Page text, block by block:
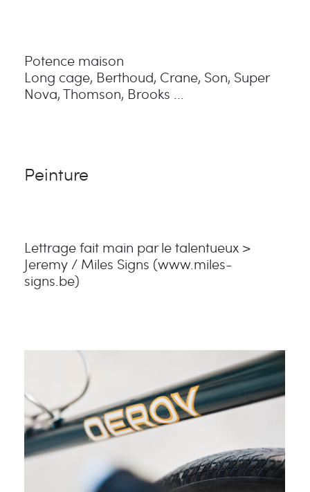
Potence maison
Long cage, Berthoud, Crane, Son, Super
Nova, Thomson, Brooks ...
Peinture
Lettrage fait main par le talentueux >
Jeremy / Miles Signs (www.miles-
signs.be)